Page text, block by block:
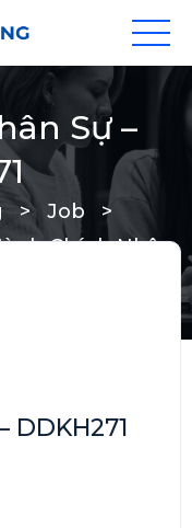
Sự –
> Job
>
Chính Nhân
DDKH271